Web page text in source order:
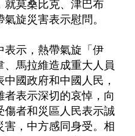
就莫桑比克、津巴布
旋災害表示慰問。
表示，熱帶氣旋「伊
馬拉維造成重大人員
國政府和中國人民，
表示深切的哀悼，向
傷者和災區人民表示誠
，中方感同身受。相